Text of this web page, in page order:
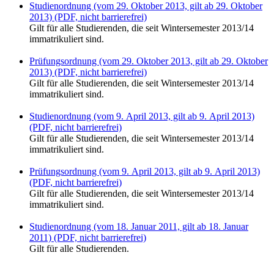
Studienordnung (vom 29. Oktober 2013, gilt ab 29. Oktober
2013) (PDF, nicht barrierefrei)
Gilt für alle Studierenden, die seit Wintersemester 2013/14
immatrikuliert sind.
Prüfungsordnung (vom 29. Oktober 2013, gilt ab 29. Oktober
2013) (PDF, nicht barrierefrei)
Gilt für alle Studierenden, die seit Wintersemester 2013/14
immatrikuliert sind.
Studienordnung (vom 9. April 2013, gilt ab 9. April 2013)
(PDF, nicht barrierefrei)
Gilt für alle Studierenden, die seit Wintersemester 2013/14
immatrikuliert sind.
Prüfungsordnung (vom 9. April 2013, gilt ab 9. April 2013)
(PDF, nicht barrierefrei)
Gilt für alle Studierenden, die seit Wintersemester 2013/14
immatrikuliert sind.
Studienordnung (vom 18. Januar 2011, gilt ab 18. Januar
2011) (PDF, nicht barrierefrei)
Gilt für alle Studierenden.